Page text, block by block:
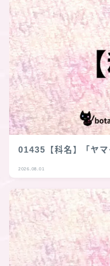
01435【科名】「ヤ
2026.08.01